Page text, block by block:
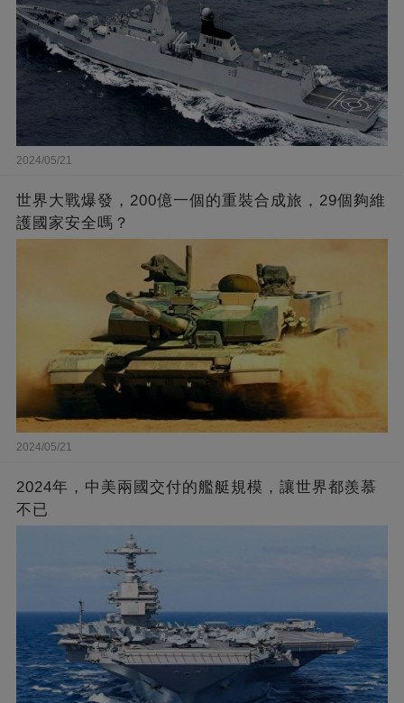
2024/05/21
世界大戰爆發，200億一個的重裝合成旅，29個夠維
護國家安全嗎？
2024/05/21
2024年，中美兩國交付的艦艇規模，讓世界都羨慕
不已